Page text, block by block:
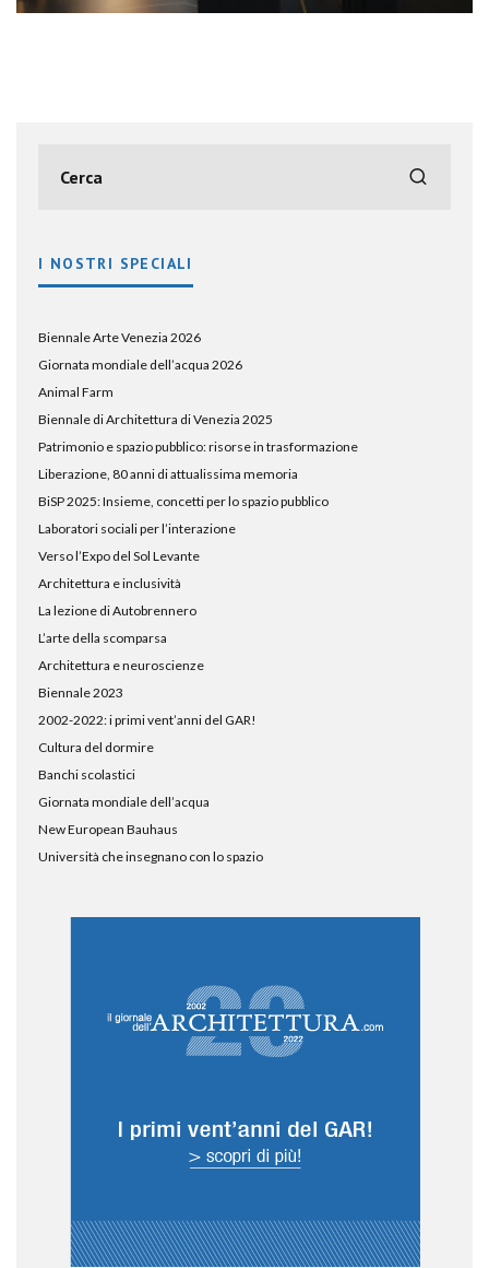
I NOSTRI SPECIALI
Biennale Arte Venezia 2026
Giornata mondiale dell’acqua 2026
Animal Farm
Biennale di Architettura di Venezia 2025
Patrimonio e spazio pubblico: risorse in trasformazione
Liberazione, 80 anni di attualissima memoria
BiSP 2025: Insieme, concetti per lo spazio pubblico
Laboratori sociali per l’interazione
Verso l’Expo del Sol Levante
Architettura e inclusività
La lezione di Autobrennero
L’arte della scomparsa
Architettura e neuroscienze
Biennale 2023
2002-2022: i primi vent’anni del GAR!
Cultura del dormire
Banchi scolastici
Giornata mondiale dell’acqua
New European Bauhaus
Università che insegnano con lo spazio